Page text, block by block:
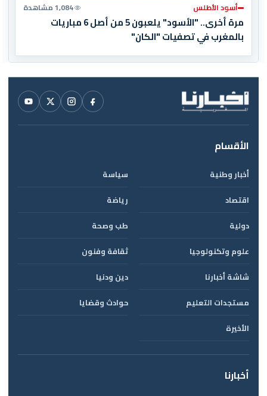
أسود الأطلس 1,084 مشاهدة
مرة أخرى.. "الأسود" يلعبون 5 من أصل 6 مباريات
بالمغرب في تصفيات "الكان"
الأقسام
أخبار وطنية
سياسة
اقتصاد
رياضة
دولية
طب وصحة
علوم وتكنولوجيا
ثقافة وفنون
شاشة أخبارنا
دين ودنيا
مستجدات التعليم
حوادث وقضايا
الأخيرة
أخبارنا